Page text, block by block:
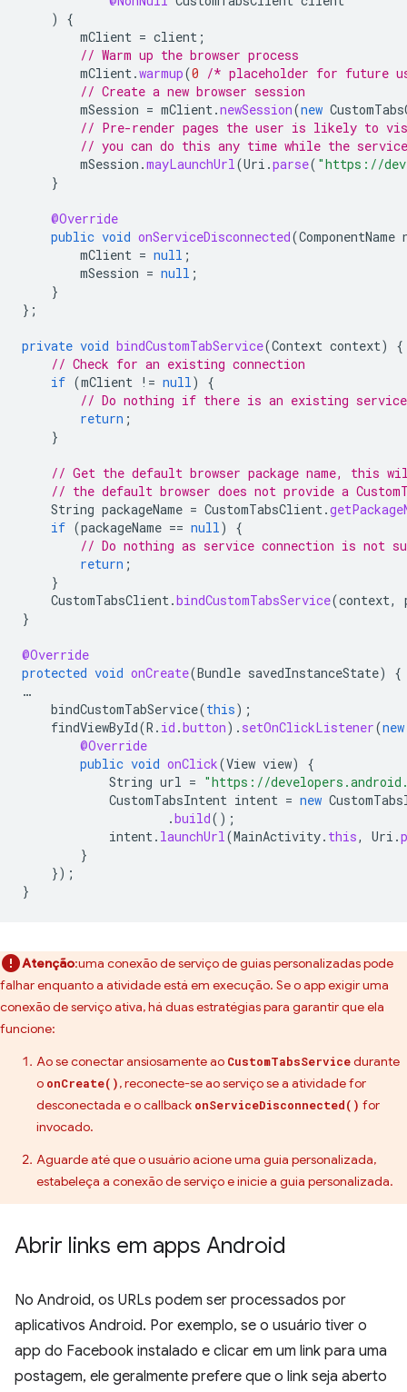
)
{
mClient = client ;
// Warm up the browser process
mClient.warmup(0 /* placeholder for future
// Create a new browser session
mSession = mClient.newSession(new
// Pre-render pages the user is likely to
// you can do this any time while the
mSession .mayLaunchUrl(Uri .parse( "https://
}
@Override
public void onServiceDisconnected(ComponentName
mClient = null ;
mSession = null ;
}
};
private void bindCustomTabService(Context context)
{
// Check for an existing connection
if (mClient != null)
{
// Do nothing if there is an existing service
return ;
}
// Get the default browser package name, this
// the default browser does not provide a
String packageName = CustomTabsClient.
if (packageName == null)
{
// Do nothing as service connection is not
return ;
}
CustomTabsClient.bindCustomTabsService(context,
}
@Override
protected void onCreate(Bundle savedInstanceState)
{
…
bindCustomTabService(this);
findViewById(R . id .button). setOnClickListener(new
@Override
public void onClick(View view)
{
String url = "https://
CustomTabsIntent intent = new
.build();
intent. launchUrl(MainActivity. this, Uri .
}
});
}
Atenção:uma conexão de serviço de guias personalizadas pode
falhar enquanto a atividade está em execução. Se o app exigir uma
conexão de serviço ativa, há duas estratégias para garantir que ela
funcione:
Ao se conectar ansiosamente ao CustomTabsServicedurante
o onCreate(), reconecte-se ao serviço se a atividade for
desconectada e o callback onServiceDisconnected() for
invocado.
Aguarde até que o usuário acione uma guia personalizada,
estabeleça a conexão de serviço e inicie a guia personalizada.
Abrir links em apps Android
No Android, os URLs podem ser processados por
aplicativos Android. Por exemplo, se o usuário tiver o
app do Facebook instalado e clicar em um link para uma
postagem, ele geralmente prefere que o link seja aberto